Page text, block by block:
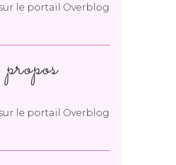
le portail Overblog
le portail Overblog